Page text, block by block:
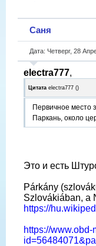
Саня
Дата: Четверг, 28
electra777,
Цитата electra777 ()
Первичное место
Паркань, около
Это и есть
Párkány
Szlovákiában, a
https://
https://